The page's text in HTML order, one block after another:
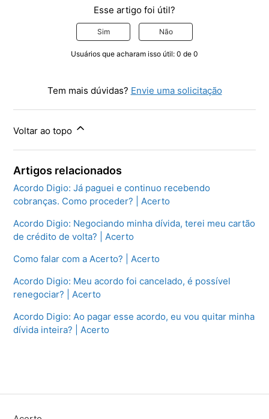
Esse artigo foi útil?
Sim Não
Usuários que acharam isso útil: 0 de 0
Tem mais dúvidas? Envie uma solicitação
Voltar ao topo
Artigos relacionados
Acordo Digio: Já paguei e continuo recebendo
cobranças. Como proceder? | Acerto
Acordo Digio: Negociando minha dívida, terei meu cartão
de crédito de volta? | Acerto
Como falar com a Acerto? | Acerto
Acordo Digio: Meu acordo foi cancelado, é possível
renegociar? | Acerto
Acordo Digio: Ao pagar esse acordo, eu vou quitar minha
dívida inteira? | Acerto